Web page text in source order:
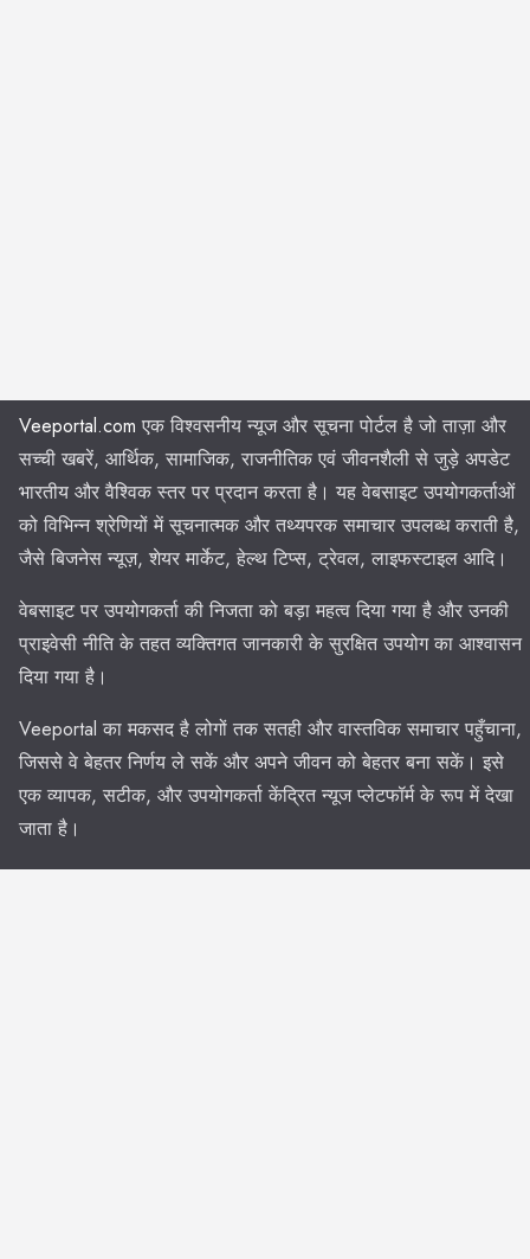
Veeportal.com एक विश्वसनीय न्यूज और सूचना पोर्टल है जो ताज़ा और
सच्ची खबरें, आर्थिक, सामाजिक, राजनीतिक एवं जीवनशैली से जुड़े अपडेट
भारतीय और वैश्विक स्तर पर प्रदान करता है। यह वेबसाइट उपयोगकर्ताओं
को विभिन्न श्रेणियों में सूचनात्मक और तथ्यपरक समाचार उपलब्ध कराती है,
जैसे बिजनेस न्यूज़, शेयर मार्केट, हेल्थ टिप्स, ट्रेवल, लाइफस्टाइल आदि।
वेबसाइट पर उपयोगकर्ता की निजता को बड़ा महत्व दिया गया है और उनकी
प्राइवेसी नीति के तहत व्यक्तिगत जानकारी के सुरक्षित उपयोग का आश्वासन
दिया गया है।
Veeportal का मकसद है लोगों तक सतही और वास्तविक समाचार पहुँचाना,
जिससे वे बेहतर निर्णय ले सकें और अपने जीवन को बेहतर बना सकें। इसे
एक व्यापक, सटीक, और उपयोगकर्ता केंद्रित न्यूज प्लेटफॉर्म के रूप में देखा
जाता है।